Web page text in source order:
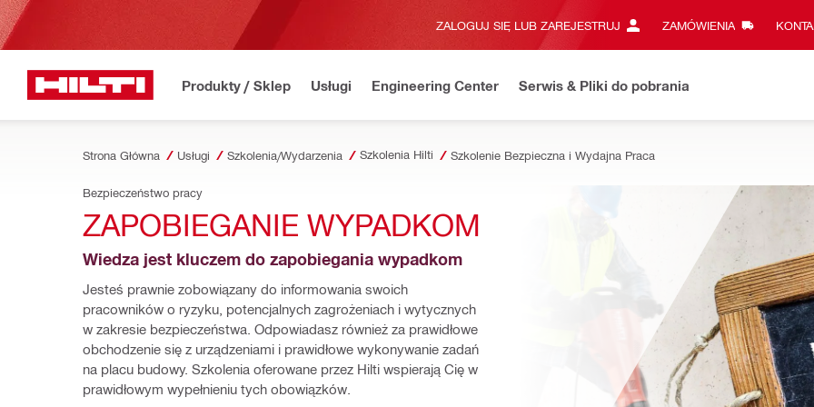
ZALOGUJ SIĘ LUB ZAREJESTRUJ ZAMÓWIENIA
Produkty / Sklep Usługi Engineering Center Serwis & Pliki do pobrania
Strona Główna Usługi Szkolenia/Wydarzenia Szkolenia Hilti Szkolenie Bezpieczna i Wydajna Praca
Bezpieczeństwo pracy
ZAPOBIEGANIE WYPADKOM
Wiedza jest kluczem do zapobiegania wypadkom
Jesteś prawnie zobowiązany do informowania swoich
pracowników o ryzyku, potencjalnych zagrożeniach i wytycznych
w zakresie bezpieczeństwa. Odpowiadasz również za prawidłowe
obchodzenie się z urządzeniami i prawidłowe wykonywanie zadań
na placu budowy. Szkolenia oferowane przez Hilti wspierają Cię w
prawidłowym wypełnieniu tych obowiązków.